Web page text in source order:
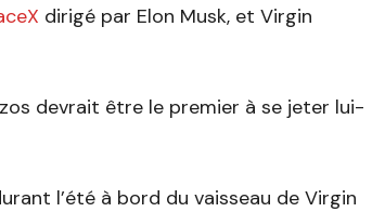
dirigé par Elon Musk, et Virgin
devrait être le premier à se jeter lui-
l’été à bord du vaisseau de Virgin